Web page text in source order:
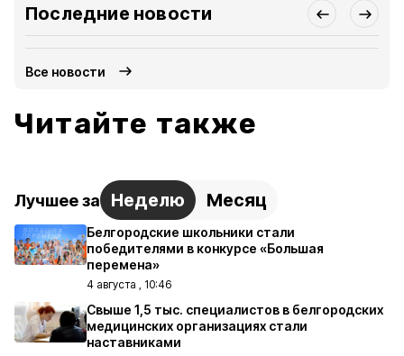
Последние новости
Все новости
Читайте также
Лучшее за Неделю Месяц
Белгородские школьники стали
победителями в конкурсе «Большая
перемена»
4 августа , 10:46
Свыше 1,5 тыс. специалистов в белгородских
медицинских организациях стали
наставниками